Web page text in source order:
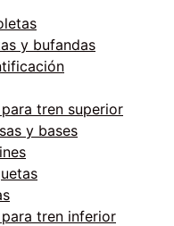
y bufandas
tren superior
y bases
tren inferior